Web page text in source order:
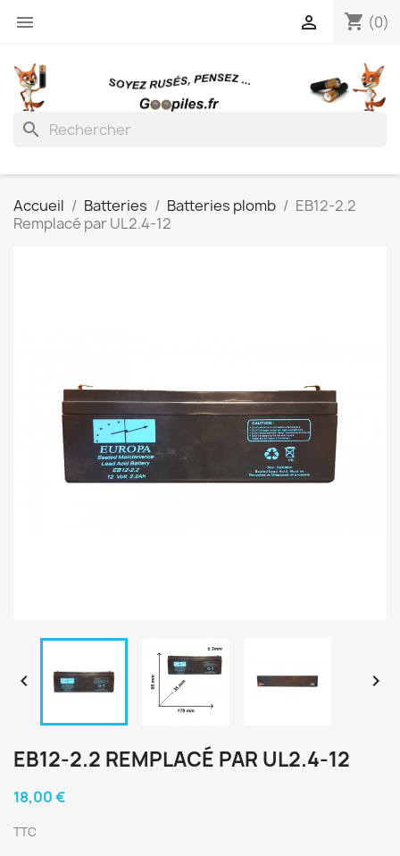
 shopping_cart (0)

search
Accueil Batteries Batteries plomb
EB12-2.2
Remplacé par UL2.4-12
 
EB12-2.2 REMPLACÉ PAR UL2.4-12
18,00 €
TTC